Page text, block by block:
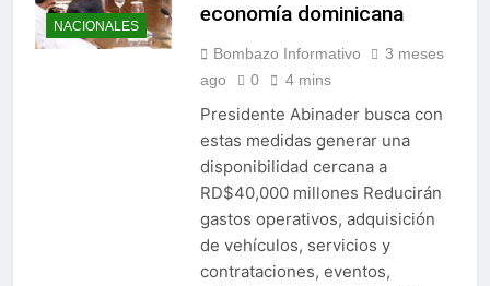
NACIONALES
economía dominicana
Bombazo Informativo
3 meses
ago
0 4 mins
Presidente Abinader busca con
estas medidas generar una
disponibilidad cercana a
RD$40,000 millones Reducirán
gastos operativos, adquisición
de vehículos, servicios y
contrataciones, eventos,